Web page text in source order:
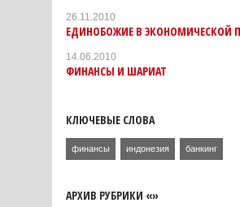
26.11.2010
ЕДИНОБОЖИЕ В ЭКОНОМИЧЕСКОЙ
14.06.2010
ФИНАНСЫ И ШАРИАТ
КЛЮЧЕВЫЕ СЛОВА
финансы индонезия банкинг
АРХИВ РУБРИКИ «»